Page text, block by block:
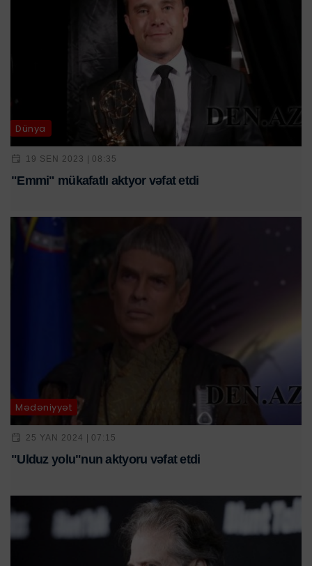
Dünya
19 SEN 2023 | 08:35
"Emmi" mükafatlı aktyor vəfat etdi
Mədəniyyət
25 YAN 2024 | 07:15
"Ulduz yolu"nun aktyoru vəfat etdi